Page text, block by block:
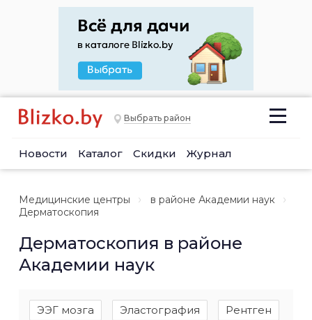
Выбрать район
Новости Каталог Скидки Журнал
Медицинские центры
в районе Академии наук
Дерматоскопия
Дерматоскопия в районе
Академии наук
ЭЭГ мозга Эластография Рентген